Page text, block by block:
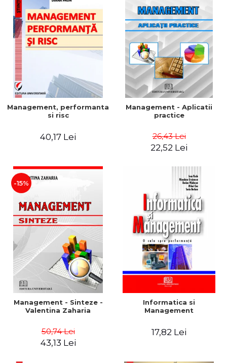
Management, performanta
si risc
40,17 Lei
Management - Aplicatii
practice
26,43 Lei
22,52 Lei
-15%
Management - Sinteze -
Valentina Zaharia
50,74 Lei
43,13 Lei
Informatica si
Management
17,82 Lei